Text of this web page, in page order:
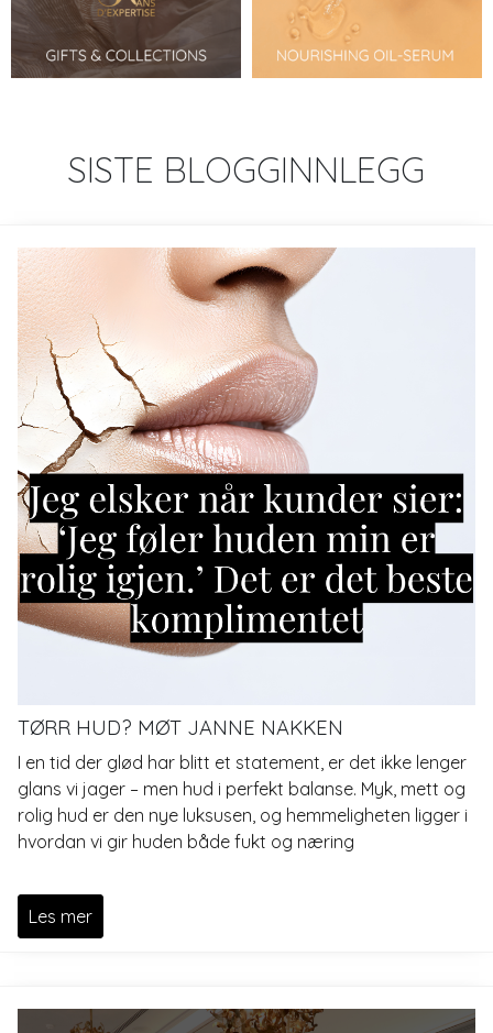
SISTE BLOGGINNLEGG
TØRR HUD? MØT JANNE NAKKEN
I en tid der glød har blitt et statement, er det ikke lenger
glans vi jager – men hud i perfekt balanse. Myk, mett og
rolig hud er den nye luksusen, og hemmeligheten ligger i
hvordan vi gir huden både fukt og næring
Les mer